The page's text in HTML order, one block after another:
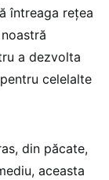
întreaga rețea
a dezvolta
celelalte
din păcate,
aceasta